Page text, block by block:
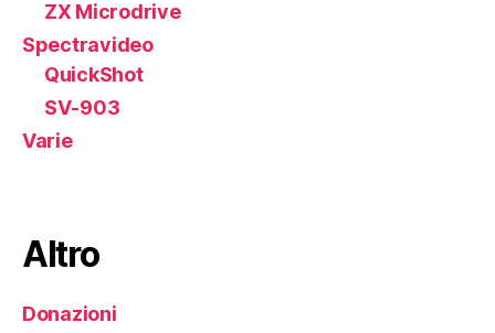
ZX Microdrive
Spectravideo
QuickShot
SV-903
Varie
Altro
Donazioni